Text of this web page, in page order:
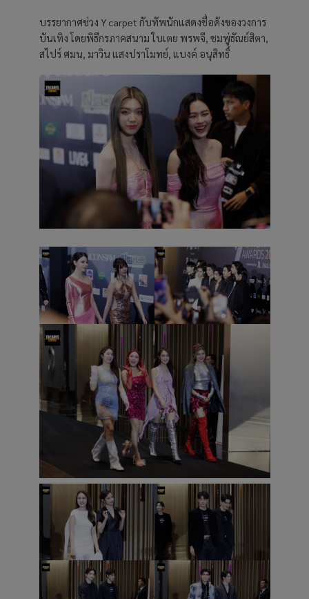
บรรยากาศช่วง Y carpet กับทัพนักแสดงชื่อดังของวงการ
บันเทิง โดยพิธีกรภาคสนาม ใบเตย พรพจี, ชมพู่ธัณย์สิตา,
สไปร์ ศมน, มาวิน แสงปราโมทย์, แบงค์ อนุสิทธิ์